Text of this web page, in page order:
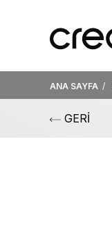
ANA SAYFA
GERİ